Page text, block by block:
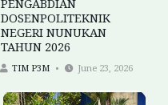
PENGABDIAN
DOSENPOLITEKNIK
NEGERI NUNUKAN
TAHUN 2026
TIM P3M June 23, 2026